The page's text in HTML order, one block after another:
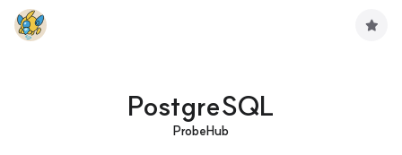
PostgreSQL
ProbeHub
구